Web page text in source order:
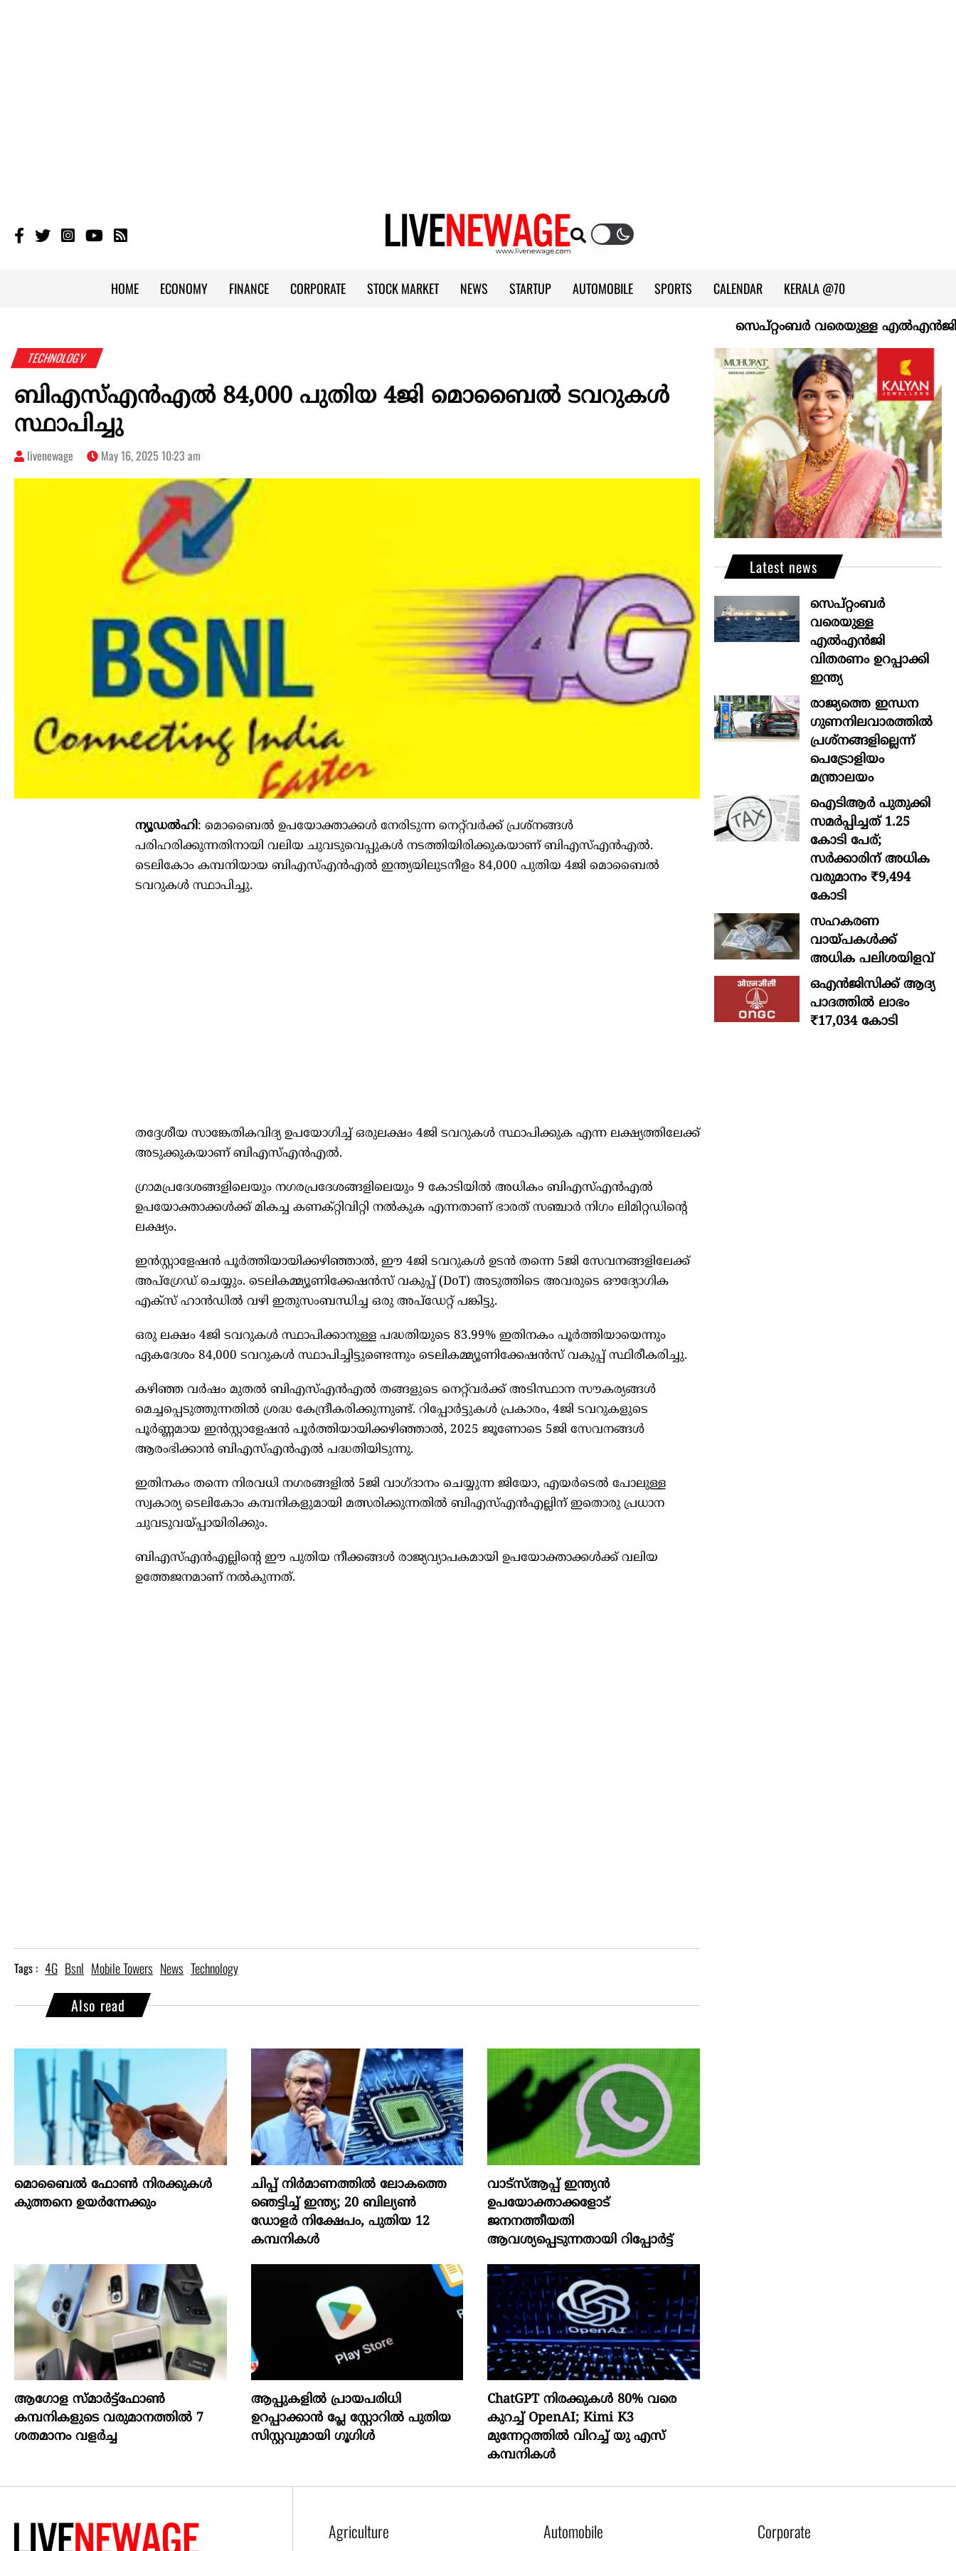
HOME ECONOMY FINANCE CORPORATE STOCK MARKET NEWS STARTUP AUTOMOBILE SPORTS CALENDAR KERALA @70
സെപ്റ്റംബർ വരെയുള്ള എൽഎൻജി
TECHNOLOGY
ബിഎസ്എന്‍എല്‍ 84,000 പുതിയ 4ജി മൊബൈൽ ടവറുകൾ
സ്ഥാപിച്ചു
livenewage May 16, 2025 10:23 am
ന്യൂഡൽഹി: മൊബൈൽ ഉപയോക്താക്കൾ നേരിടുന്ന നെറ്റ്‌വർക്ക് പ്രശ്‌നങ്ങൾ
പരിഹരിക്കുന്നതിനായി വലിയ ചുവടുവെപ്പുകള്‍ നടത്തിയിരിക്കുകയാണ് ബിഎസ്എൻഎൽ.
ടെലികോം കമ്പനിയായ ബിഎസ്എന്‍എല്‍ ഇന്ത്യയിലുടനീളം 84,000 പുതിയ 4ജി മൊബൈൽ
ടവറുകൾ സ്ഥാപിച്ചു.
തദ്ദേശീയ സാങ്കേതികവിദ്യ ഉപയോഗിച്ച് ഒരുലക്ഷം 4ജി ടവറുകൾ സ്ഥാപിക്കുക എന്ന ലക്ഷ്യത്തിലേക്ക്
അടുക്കുകയാണ് ബിഎസ്എന്‍എല്‍.
ഗ്രാമപ്രദേശങ്ങളിലെയും നഗരപ്രദേശങ്ങളിലെയും 9 കോടിയിൽ അധികം ബി‌എസ്‌എൻ‌എൽ
ഉപയോക്താക്കൾക്ക് മികച്ച കണക്റ്റിവിറ്റി നൽകുക എന്നതാണ് ഭാരത് സഞ്ചാര്‍ നിഗം ലിമിറ്റഡിന്‍റെ
ലക്ഷ്യം.
ഇൻസ്റ്റാളേഷൻ പൂർത്തിയായിക്കഴിഞ്ഞാൽ, ഈ 4ജി ടവറുകൾ ഉടൻ തന്നെ 5ജി സേവനങ്ങളിലേക്ക്
അപ്‌ഗ്രേഡ് ചെയ്യും. ടെലികമ്മ്യൂണിക്കേഷൻസ് വകുപ്പ് (DoT) അടുത്തിടെ അവരുടെ ഔദ്യോഗിക
എക്‌സ് ഹാൻഡിൽ വഴി ഇതുസംബന്ധിച്ച ഒരു അപ്‌ഡേറ്റ് പങ്കിട്ടു.
ഒരു ലക്ഷം 4ജി ടവറുകള്‍ സ്ഥാപിക്കാനുള്ള പദ്ധതിയുടെ 83.99% ഇതിനകം പൂർത്തിയായെന്നും
ഏകദേശം 84,000 ടവറുകൾ സ്ഥാപിച്ചിട്ടുണ്ടെന്നും ടെലികമ്മ്യൂണിക്കേഷൻസ് വകുപ്പ് സ്ഥിരീകരിച്ചു.
കഴിഞ്ഞ വർഷം മുതൽ ബി‌എസ്‌എൻ‌എൽ തങ്ങളുടെ നെറ്റ്‌വർക്ക് അടിസ്ഥാന സൗകര്യങ്ങൾ
മെച്ചപ്പെടുത്തുന്നതിൽ ശ്രദ്ധ കേന്ദ്രീകരിക്കുന്നുണ്ട്. റിപ്പോർട്ടുകൾ പ്രകാരം, 4ജി ടവറുകളുടെ
പൂർണ്ണമായ ഇൻസ്റ്റാളേഷൻ പൂർത്തിയായിക്കഴിഞ്ഞാൽ, 2025 ജൂണോടെ 5ജി സേവനങ്ങൾ
ആരംഭിക്കാൻ ബിഎസ്എൻഎൽ പദ്ധതിയിടുന്നു.
ഇതിനകം തന്നെ നിരവധി നഗരങ്ങളിൽ 5ജി വാഗ്ദാനം ചെയ്യുന്ന ജിയോ, എയർടെൽ പോലുള്ള
സ്വകാര്യ ടെലികോം കമ്പനികളുമായി മത്സരിക്കുന്നതിൽ ബിഎസ്എൻഎല്ലിന് ഇതൊരു പ്രധാന
ചുവടുവയ്പ്പായിരിക്കും.
ബി‌എസ്‌എൻ‌എല്ലിന്‍റെ ഈ പുതിയ നീക്കങ്ങൾ രാജ്യവ്യാപകമായി ഉപയോക്താക്കൾക്ക് വലിയ
ഉത്തേജനമാണ് നൽകുന്നത്.
Tags : 4G Bsnl Mobile Towers News Technology
Also read
മൊബൈല്‍ ഫോണ്‍ നിരക്കുകള്‍
കുത്തനെ ഉയര്‍ന്നേക്കും
ചിപ്പ് നിർമാണത്തിൽ ലോകത്തെ
ഞെട്ടിച്ച് ഇന്ത്യ; 20 ബില്യൺ
ഡോളർ നിക്ഷേപം, പുതിയ 12
കമ്പനികൾ
വാട്‌സ്ആപ്പ് ഇന്ത്യൻ
ഉപയോക്താക്കളോട്
ജനനത്തീയതി
ആവശ്യപ്പെടുന്നതായി റിപ്പോർട്ട്
ആഗോള സ്‌മാർട്ട്‌ഫോൺ
കമ്പനികളുടെ വരുമാനത്തിൽ 7
ശതമാനം വളർച്ച
ആപ്പുകളിൽ പ്രായപരിധി
ഉറപ്പാക്കാൻ പ്ലേ സ്റ്റോറിൽ പുതിയ
സിസ്റ്റവുമായി ഗൂഗിൾ
ChatGPT നിരക്കുകൾ 80% വരെ
കുറച്ച് OpenAI; Kimi K3
മുന്നേറ്റത്തിൽ വിറച്ച് യു എസ്
കമ്പനികൾ
Latest news
സെപ്റ്റംബർ
വരെയുള്ള
എൽഎൻജി
വിതരണം ഉറപ്പാക്കി
ഇന്ത്യ
രാജ്യത്തെ ഇന്ധന
ഗുണനിലവാരത്തില്‍
പ്രശ്‌നങ്ങളില്ലെന്ന്
പെട്രോളിയം
മന്ത്രാലയം
ഐടിആര്‍ പുതുക്കി
സമർപ്പിച്ചത് 1.25
കോടി പേര്;
സർക്കാരിന് അധിക
വരുമാനം ₹9,494
കോടി
സഹകരണ
വായ്പകള്‍ക്ക്
അധിക പലിശയിളവ്
ഒഎന്‍ജിസിക്ക് ആദ്യ
പാദത്തില്‍ ലാഭം
₹17,034 കോടി
Agriculture Automobile
Corporate